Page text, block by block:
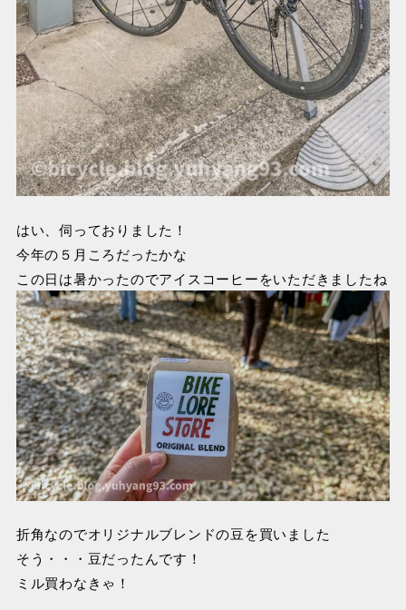
はい、伺っておりました！
今年の５月ころだったかな
この日は暑かったのでアイスコーヒーをいただきましたね
折角なのでオリジナルブレンドの豆を買いました
そう・・・豆だったんです！
ミル買わなきゃ！